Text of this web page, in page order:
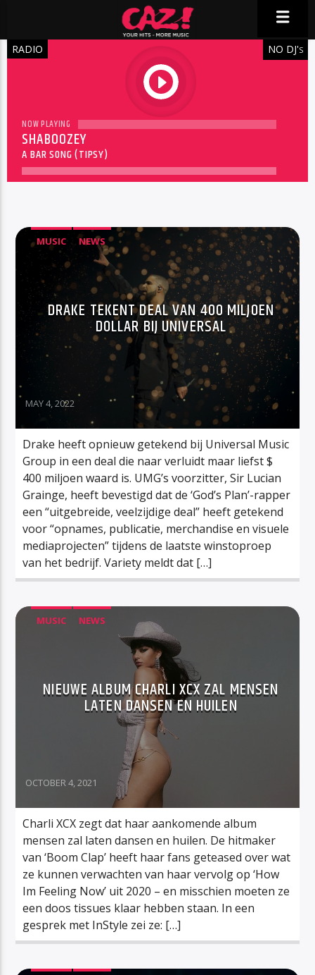
RADIO
play
NO DJ'S
NOW PLAYING
SHABOOZEY
A BAR SONG (TIPSY)
MUSIC NEWS
DRAKE TEKENT DEAL VAN 400 MILJOEN
DOLLAR BIJ UNIVERSAL
MAY 4, 2022
Drake heeft opnieuw getekend bij Universal Music
Group in een deal die naar verluidt maar liefst $
400 miljoen waard is. UMG’s voorzitter, Sir Lucian
Grainge, heeft bevestigd dat de ‘God’s Plan’-rapper
een “uitgebreide, veelzijdige deal” heeft getekend
voor “opnames, publicatie, merchandise en visuele
mediaprojecten” tijdens de laatste winstoproep
van het bedrijf. Variety meldt dat […]
MUSIC NEWS
NIEUWE ALBUM CHARLI XCX ZAL MENSEN
LATEN DANSEN EN HUILEN
OCTOBER 4, 2021
Charli XCX zegt dat haar aankomende album
mensen zal laten dansen en huilen. De hitmaker
van ‘Boom Clap’ heeft haar fans geteased over wat
ze kunnen verwachten van haar vervolg op ‘How
Im Feeling Now’ uit 2020 – en misschien moeten ze
een doos tissues klaar hebben staan. In een
gesprek met InStyle zei ze: […]